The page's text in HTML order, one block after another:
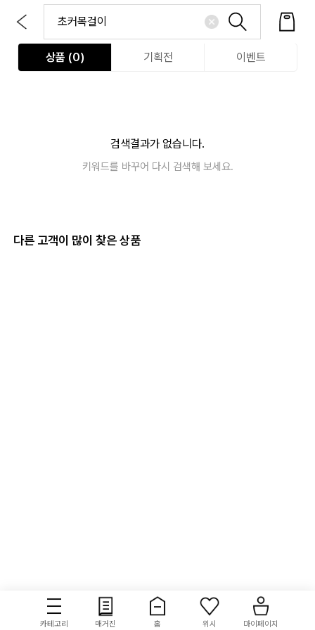
상품 (0) 기획전 이벤트
검색결과가 없습니다.
키워드를 바꾸어 다시 검색해 보세요.
다른 고객이 많이 찾은 상품
카테고리 매거진 홈 위시 마이페이지